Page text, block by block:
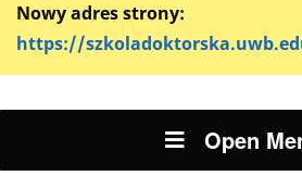
Nowy adres strony:
https://
Open